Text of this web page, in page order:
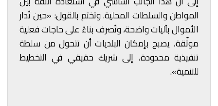
المواطن والسلطات المحلية. وتختم بالقول: «حين تُدار
الأموال بآليات واضحة، وتُصرف بناءً على حاجات فعلية
موثّقة، يصبح بإمكان البلديات أن تتحول من سلطة
تنفيذية محدودة، إلى شريك حقيقي في التخطيط
للتنمية».